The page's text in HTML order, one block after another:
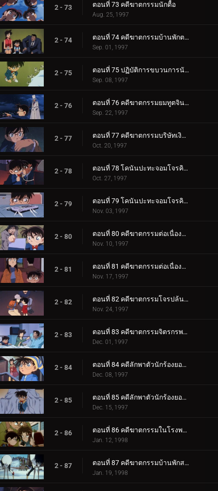
2 - 73 ตอนที่ 73 คดีฆาตกรรมนักตื้อ
Aug. 25, 1997
2 - 74 ตอนที่ 74 คดีฆาตกรรมบ้านพักตากอากาศแฝดสาม
Sep. 01, 1997
2 - 75 ตอนที่ 75 ปฏิบัติการขบวนการนักสืบเยาวชน
Sep. 08, 1997
2 - 76 ตอนที่ 76 คดีฆาตกรรมยมทูตจินใน
Sep. 22, 1997
2 - 77 ตอนที่ 77 คดีฆาตกรรมบริษัทเงินกู้
Oct. 20, 1997
2 - 78 ตอนที่ 78 โคนันปะทะจอมโจรคิด (ตอนพิเศษ ตอนแรก)
Oct. 27, 1997
2 - 79 ตอนที่ 79 โคนันปะทะจอมโจรคิด (ตอนพิเศษ ตอนจบ)
Nov. 03, 1997
2 - 80 ตอนที่ 80 คดีฆาตกรรมต่อเนื่องในบ้านเศรษฐี (ตอนแรก)
Nov. 10, 1997
2 - 81 ตอนที่ 81 คดีฆาตกรรมต่อเนื่องในบ้านเศรษฐี (ตอนจบ)
Nov. 17, 1997
2 - 82 ตอนที่ 82 คดีฆาตกรรมโจรปล้นธนาคาร
Nov. 24, 1997
2 - 83 ตอนที่ 83 คดีฆาตกรรมจิตรกรพเนจร
Dec. 01, 1997
2 - 84 ตอนที่ 84 คดีลักพาตัวนักร้องยอดนิยม (ตอนแรก)
Dec. 08, 1997
2 - 85 ตอนที่ 85 คดีลักพาตัวนักร้องยอดนิยม (ตอนจบ)
Dec. 15, 1997
2 - 86 ตอนที่ 86 คดีฆาตกรรมในโรงพยาบาล
Jan. 12, 1998
2 - 87 ตอนที่ 87 คดีฆาตกรรมบ้านพักสกี (ตอนแรก)
Jan. 19, 1998